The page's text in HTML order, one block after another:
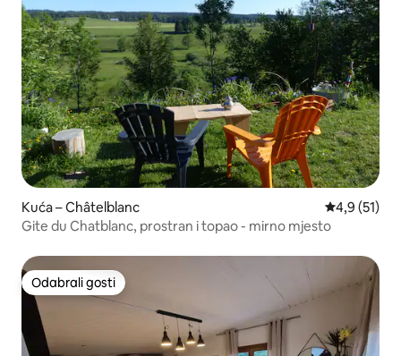
Kuća – Châtelblanc Prosječna
4,9 (51)
Gite du Chatblanc, prostran i topao - mirno mjesto
Odabrali gosti
Odabrali gosti